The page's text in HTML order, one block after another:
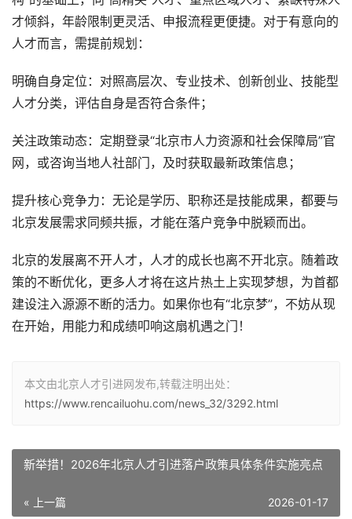
才倾斜，年龄限制更灵活、申报流程更便捷。对于有意向的
人才而言，需提前规划：
明确自身定位：对照高层次、专业技术、创新创业、技能型
人才分类，评估自身是否符合条件；
关注政策动态：定期登录“北京市人力资源和社会保障局”官
网，或咨询当地人社部门，及时获取最新政策信息；
提升核心竞争力：无论是学历、职称还是技能成果，都要与
北京发展需求同频共振，才能在落户竞争中脱颖而出。
北京的发展离不开人才，人才的成长也离不开北京。随着政
策的不断优化，更多人才将在这片热土上实现梦想，为首都
建设注入源源不断的活力。如果你也有“北京梦”，不妨从现
在开始，用能力和成绩叩响这扇机遇之门！
本文由北京人才引进网发布,转载注明出处：
https://www.rencailuohu.com/news_32/3292.html
新举措！2026年北京人才引进落户政策具体条件实施亮点
« 上一篇 2026-01-17